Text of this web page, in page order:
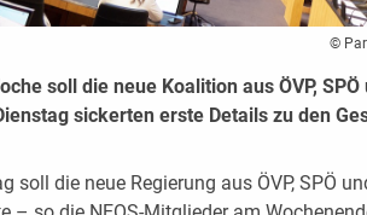
©
soll die neue Koalition aus ÖVP,
sickerten erste Details zu den
soll die neue Regierung aus ÖVP, SPÖ